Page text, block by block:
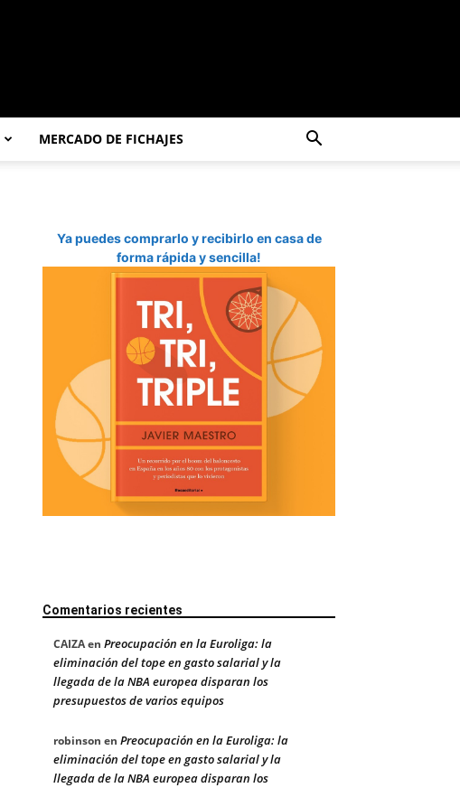
MERCADO DE FICHAJES
Ya puedes comprarlo y recibirlo en casa de
forma rápida y sencilla!
Comentarios recientes
CAIZAen Preocupación en la Euroliga: la
eliminación del tope en gasto salarial y la
llegada de la NBA europea disparan los
presupuestos de varios equipos
robinson en Preocupación en la Euroliga: la
eliminación del tope en gasto salarial y la
llegada de la NBA europea disparan los